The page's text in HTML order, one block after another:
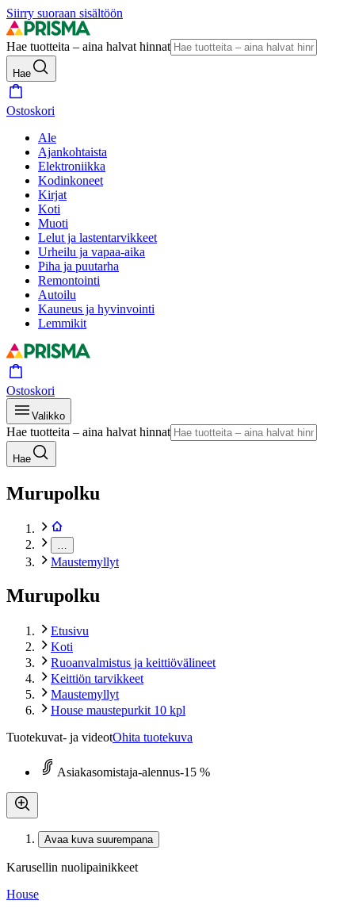
Siirry suoraan sisältöön
Hae tuotteita – aina halvat hinnat
Hae
Ostoskori
Ale
Ajankohtaista
Elektroniikka
Kodinkoneet
Kirjat
Koti
Muoti
Lelut ja lastentarvikkeet
Urheilu ja vapaa-aika
Piha ja puutarha
Remontointi
Autoilu
Kauneus ja hyvinvointi
Lemmikit
Ostoskori
Valikko
Hae tuotteita – aina halvat hinnat
Hae
Murupolku
Maustemyllyt
Murupolku
Etusivu
Koti
Ruoanvalmistus ja keittiövälineet
Keittiön tarvikkeet
Maustemyllyt
House maustepurkit 10 kpl
Tuotekuvat- ja videotOhita tuotekuva
Asiakasomistaja-alennus-15 %
Avaa kuva suurempana
Karusellin nuolipainikkeet
House